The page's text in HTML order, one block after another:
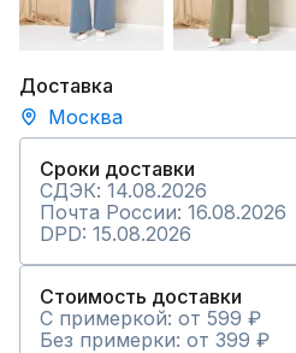
Доставка
Москва
Сроки доставки
СДЭК: 14.08.2026
Почта России: 16.08.2026
DPD: 15.08.2026
Стоимость доставки
С примеркой: от 599 ₽
Без примерки: от 399 ₽